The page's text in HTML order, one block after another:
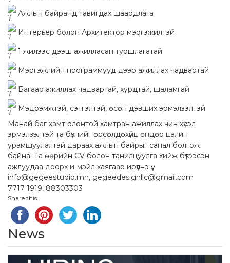
Ажлын байранд тавигдах шаардлага
Интерьер болон Архитектор мэргэжилтэй
1 жилээс дээш ажилласан туршлагатай
Мэргэжлийн программууд дээр ажиллах чадвартай
Багаар ажиллах чадвартай, хурдтай, шаламгай
Мэдрэмжтэй, сэтгэлтэй, өсөн дэвших эрмэлзэлтэй
Манай баг хамт олонтой хамтран ажиллах чин хүсэл
эрмэлзэлтэй та бүхнийг өрсөлдөхүйц өндөр цалин
урамшуулалтай дараах ажлын байрыг санал болгож
байна. Та өөрийн CV болон танилцуулга хийж бүтээсэн
ажлуудаа доорх и-мэйл хаягаар ирүүлнэ үү.
info@gegeestudio.mn, gegeedesignllc@gmail.com
7717 1919, 88303303
Share this...
News